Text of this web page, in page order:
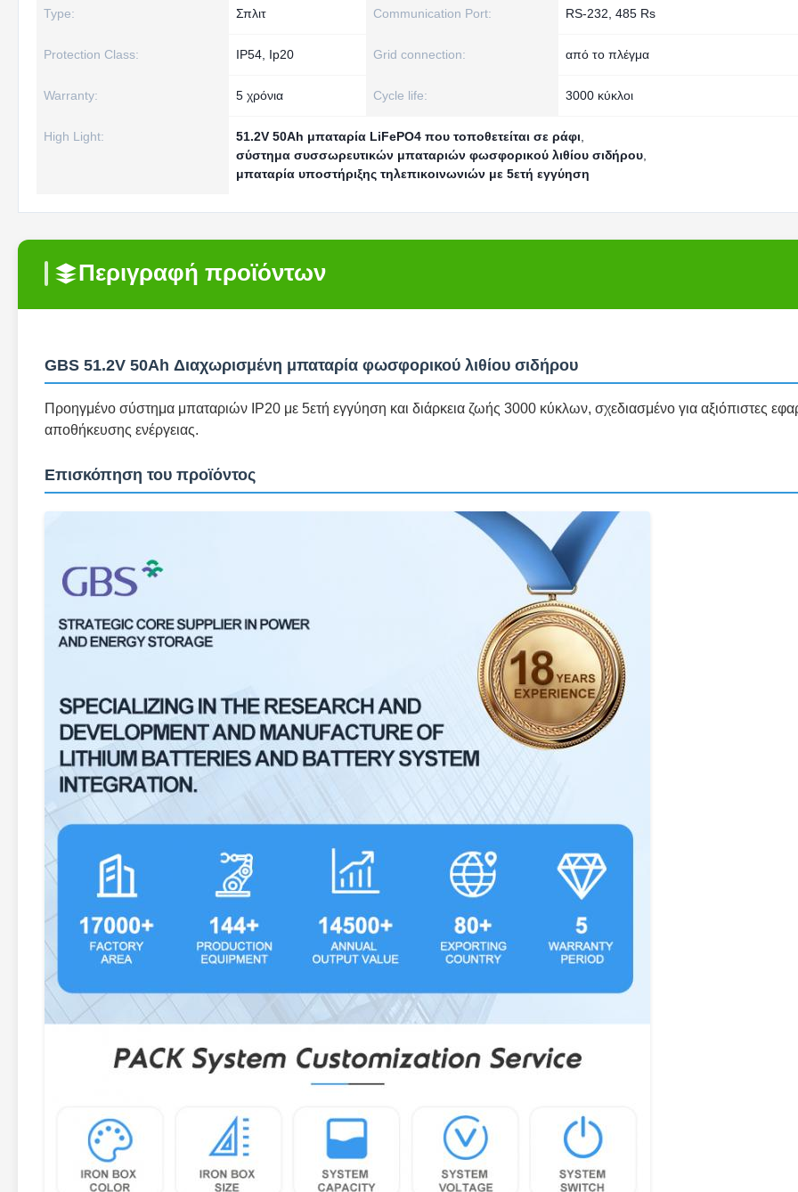
Type: Σπλιτ Communication Port: RS-232, 485 Rs
Protection Class: IP54, Ip20 Grid connection: από το πλέγμα
Warranty: 5 χρόνια Cycle life: 3000 κύκλοι
High Light: 51.2V 50Ah μπαταρία LiFePO4 που τοποθετείται σε ράφι
σύστημα συσσωρευτικών μπαταριών φωσφορικού λιθίου σιδήρου
μπαταρία υποστήριξης τηλεπικοινωνιών με 5ετή εγγύηση
Περιγραφή προϊόντων
GBS 51.2V 50Ah Διαχωρισμένη μπαταρία φωσφορικού λιθίου σιδήρου
Προηγμένο σύστημα μπαταριών IP20 με 5ετή εγγύηση και διάρκεια ζωής 3000 κύκλων, σχεδιασμένο για αξιόπιστες
αποθήκευσης ενέργειας.
Επισκόπηση του προϊόντος